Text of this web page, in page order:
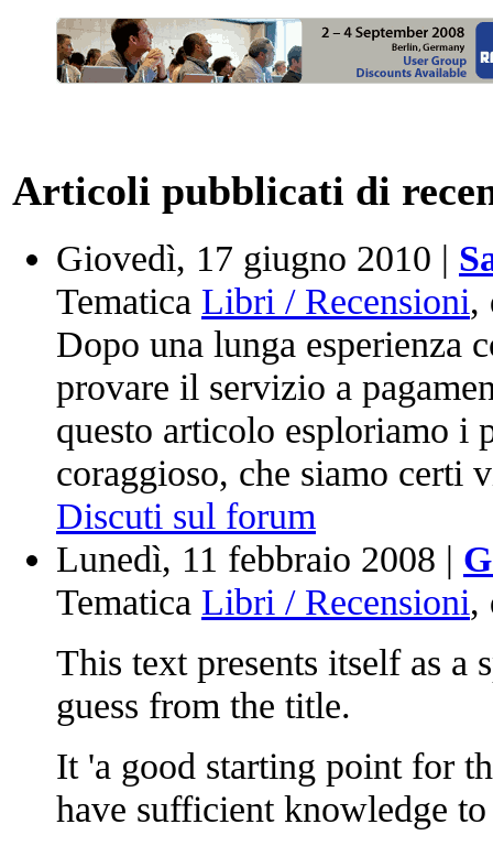
Articoli pubblicati di
Giovedì, 17 giugno 2010 |
Tematica Libri / Recensioni,
Dopo una lunga esperienza
provare il servizio a
questo articolo esploriamo i
coraggioso, che siamo certi
Discuti sul forum
Lunedì, 11 febbraio 2008 |
Tematica Libri / Recensioni,
This text presents itself as a
guess from the title.
It 'a good starting point for
have sufficient knowledge